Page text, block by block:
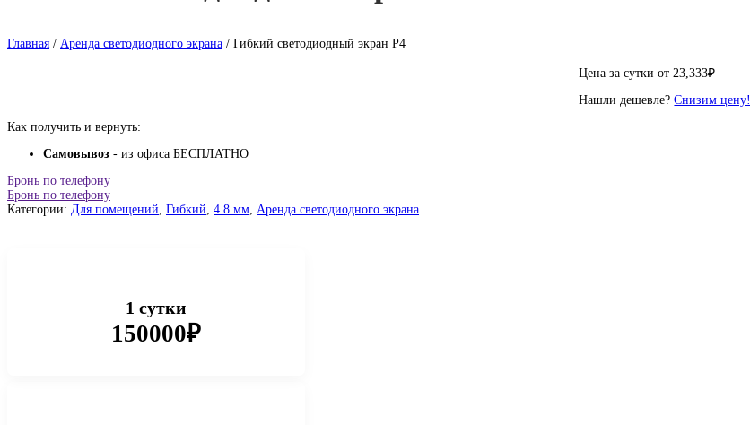
Главная / Аренда светодиодного экрана / Гибкий светодиодный экран P4
Цена за сутки от 23,333₽
Нашли дешевле?Снизим цену!
Как получить и вернуть:
Самовывоз - из офиса БЕСПЛАТНО
Бронь по телефону
Бронь по телефону
Категории: Для помещений, Гибкий, 4.8 мм, Аренда светодиодного экрана
1 сутки
150000₽